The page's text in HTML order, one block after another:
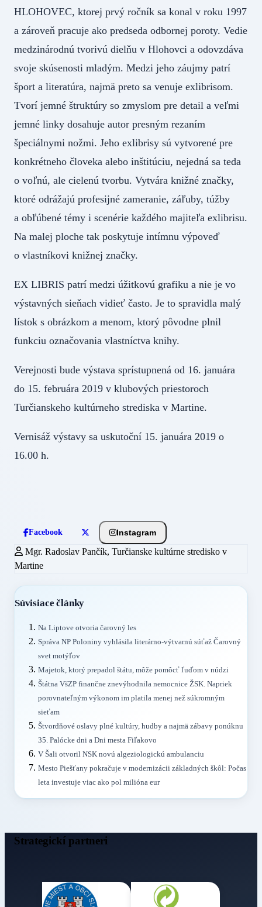
HLOHOVEC, ktorej prvý ročník sa konal v roku 1997
a zároveň pracuje ako predseda odbornej poroty. Vedie
medzinárodnú tvorivú dielňu v Hlohovci a odovzdáva
svoje skúsenosti mladým. Medzi jeho záujmy patrí
šport a literatúra, najmä preto sa venuje exlibrisom.
Tvorí jemné štruktúry so zmyslom pre detail a veľmi
jemné linky dosahuje autor presným rezaním
špeciálnymi nožmi. Jeho exlibrisy sú vytvorené pre
konkrétneho človeka alebo inštitúciu, nejedná sa teda
o voľnú, ale cielenú tvorbu. Vytvára knižné značky,
ktoré odrážajú profesijné zameranie, záľuby, túžby
a obľúbené témy i scenérie každého majiteľa exlibrisu.
Na malej ploche tak poskytuje intímnu výpoveď
o vlastníkovi knižnej značky.
EX LIBRIS patrí medzi úžitkovú grafiku a nie je vo
výstavných sieňach vidieť často. Je to spravidla malý
lístok s obrázkom a menom, ktorý pôvodne plnil
funkciu označovania vlastníctva knihy.
Verejnosti bude výstava sprístupnená od 16. januára
do 15. februára 2019 v klubových priestoroch
Turčianskeho kultúrneho strediska v Martine.
Vernisáž výstavy sa uskutoční 15. januára 2019 o
16.00 h.
Facebook Instagram
Mgr. Radoslav Pančík, Turčianske kultúrne stredisko v
Martine
Súvisiace články
Na Liptove otvoria čarovný les
Správa NP Poloniny vyhlásila literárno-výtvarnú súťaž Čarovný
svet motýľov
Majetok, ktorý prepadol štátu, môže pomôcť ľuďom v núdzi
Štátna VšZP finančne znevýhodnila nemocnice ŽSK. Napriek
porovnateľným výkonom im platila menej než súkromným
sieťam
Štvordňové oslavy plné kultúry, hudby a najmä zábavy ponúknu
35. Palócke dni a Dni mesta Fiľakovo
V Šali otvoril NSK novú algeziologickú ambulanciu
Mesto Piešťany pokračuje v modernizácii základných škôl: Počas
leta investuje viac ako pol milióna eur
Strategickí partneri